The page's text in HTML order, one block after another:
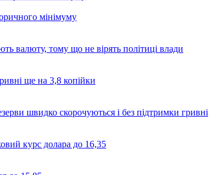
мінімуму
валюту, тому що не вірять політиці влади
ще на 3,8 копійки
швидко скорочуються і без підтримки гривні
курс долара до 16,35